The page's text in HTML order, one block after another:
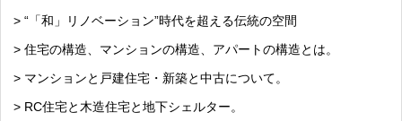
> “「和」リノベーション”時代を超える伝統の空間
> 住宅の構造、マンションの構造、アパートの構造とは。
> マンションと戸建住宅・新築と中古について。
> RC住宅と木造住宅と地下シェルター。